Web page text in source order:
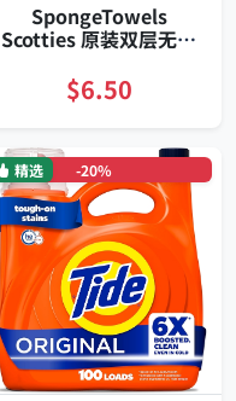
SpongeTowels
Scotties 原装双层无香
肌适用
$6.50
-20%
精选